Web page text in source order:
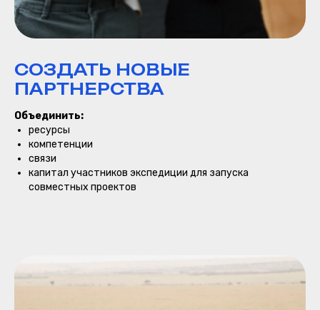
СОЗДАТЬ НОВЫЕ
ПАРТНЕРСТВА
Объединить:
ресурсы
компетенции
связи
капитал участников экспедиции для запуска
совместных проектов
ДЕНЬ 3 — КАК
Встреча с вице-губернатором
столичного округа Найроби —